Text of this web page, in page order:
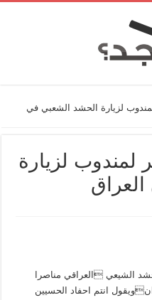
لزيارة الحشد الشعبي في
لمندوب لزيارة
الشيعي العراقي مناصرا
انتم احفاد الحسيين